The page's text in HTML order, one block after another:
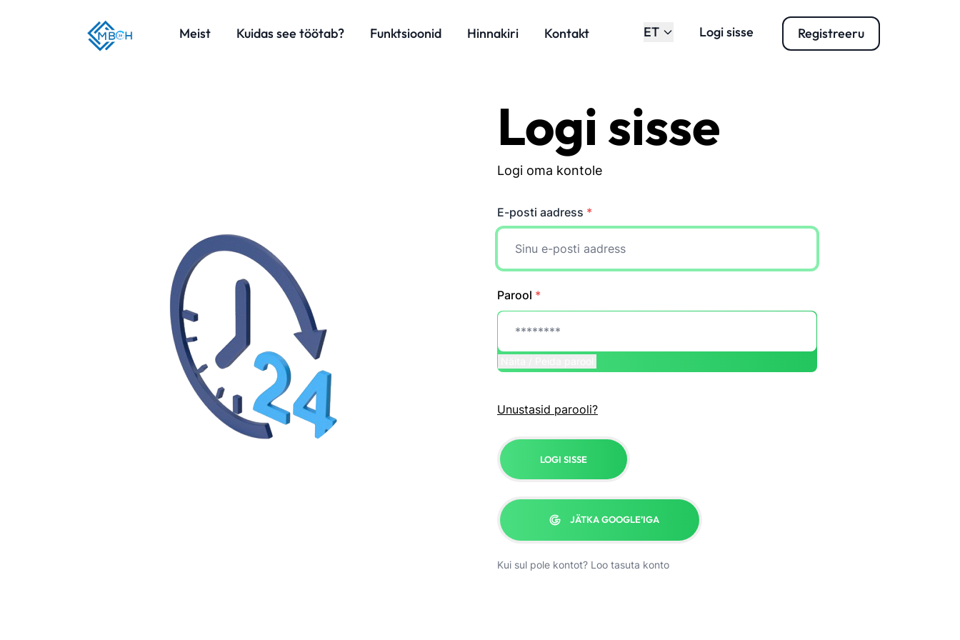
Meist Kuidas see töötab? Funktsioonid Hinnakiri Kontakt ET Logi sisse Registreeru
Logi sisse
Logi oma kontole
E-posti aadress *
Parool *
Unustasid parooli?
LOGI SISSE
JÄTKA GOOGLE’IGA
Kui sul pole kontot? Loo tasuta konto